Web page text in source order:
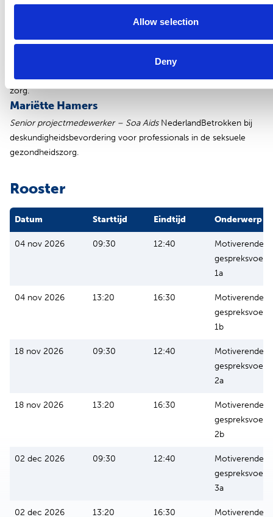
Allow selection
Deny
Docenten
Gespreksleider, trainer en procesbegeleider (o.a. Moreel Beraad
en IFMS), specialist in Motiverende gespreksvoering. Werkzaam
namens Kruger Consultancy met langdurige ervaring binnen de
zorg.
Mariëtte Hamers
Senior projectmedewerker – Soa AidsNederlandBetrokken bij
deskundigheidsbevordering voor professionals in de seksuele
gezondheidszorg.
Rooster
Datum Starttijd Eindtijd Onderwerp
04 nov 2026 09:30 12:40
Motiverende
1a
04 nov 2026 13:20 16:30
Motiverende
1b
18 nov 2026 09:30 12:40
Motiverende
2a
18 nov 2026 13:20 16:30
Motiverende
2b
02 dec 2026 09:30 12:40
Motiverende
3a
02 dec 2026 13:20 16:30
Motiverende